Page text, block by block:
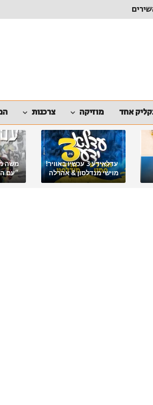
אחד מוזיקה צרכנות
עדלאידע 3 עכשיו באוויר!
מוישי מנדלסון & אהרלה
סאמעט באלבום פורימי
משה
״עם
ארגון